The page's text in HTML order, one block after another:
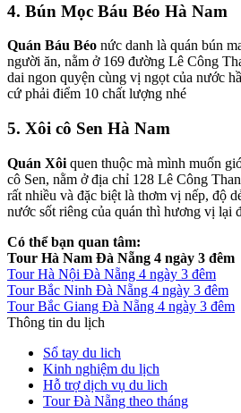
4. Bún Mọc Báu Béo Hà Nam
Quán Báu Béo nức danh là quán bún
người ăn, nằm ở 169 đường Lê Công
dai ngon quyện cùng vị ngọt của nước
cứ phải điểm 10 chất lượng nhé
5. Xôi cô Sen Hà Nam
Quán Xôi quen thuộc mà mình muốn
cô Sen, nằm ở địa chỉ 128 Lê Công
rất nhiều và đặc biệt là thơm vị nếp, độ
nước sốt riêng của quán thì hương vị lại
Có thể bạn quan tâm:
Tour Hà Nam Đà Nẵng 4 ngày 3 đêm
Tour Hà Nội Đà Nẵng 4 ngày 3 đêm
Tour Bắc Ninh Đà Nẵng 4 ngày 3 đêm
Tour Bắc Giang Đà Nẵng 4 ngày 3 đêm
Thông tin du lịch
Sổ tay du lich
Kinh nghiệm du lịch
Hỗ trợ dịch vụ du lich
Tour Đà Nẵng theo tháng